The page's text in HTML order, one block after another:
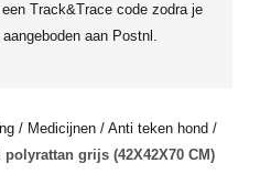
Track&Trace code zodra je
aan Postnl.
/ Medicijnen / Anti teken hond /
grijs (42X42X70 CM)